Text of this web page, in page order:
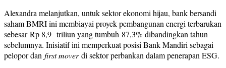
Alexandra melanjutkan, untuk sektor ekonomi hijau, bank bersandi
saham BMRI ini membiayai proyek pembangunan energi terbarukan
sebesar Rp 8,9 triliun yang tumbuh 87,3% dibandingkan tahun
sebelumnya. Inisiatif ini memperkuat posisi Bank Mandiri sebagai
pelopor dan first moverdi sektor perbankan dalam penerapan ESG.